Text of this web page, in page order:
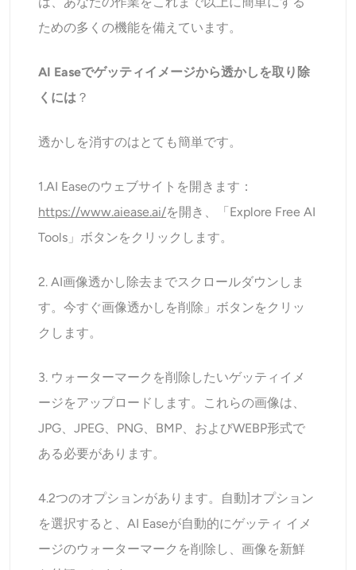
ための多くの機能を備えています。
AI Easeでゲッティイメージから透かしを取り除
くには ？
透かしを消すのはとても簡単です。
1.AI Easeのウェブサイトを開きます：
https://www.aiease.ai/を開き、「Explore Free AI
Tools」ボタンをクリックします。
2. AI画像透かし除去までスクロールダウンしま
す。今すぐ画像透かしを削除」ボタンをクリッ
クします。
3. ウォーターマークを削除したいゲッティイメ
ージをアップロードします。これらの画像は、
JPG、JPEG、PNG、BMP、およびWEBP形式で
ある必要があります。
4.2つのオプションがあります。自動]オプション
を選択すると、AI Easeが自動的にゲッティ イメ
ージのウォーターマークを削除し、画像を新鮮